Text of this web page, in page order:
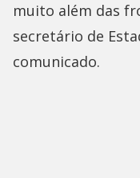
muito além das
secretário de
comunicado.